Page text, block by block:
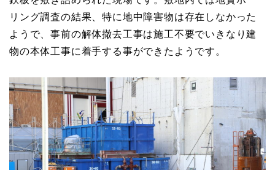
リング調査の結果、特に地中障害物は存在しなかった
ようで、事前の解体撤去工事は施工不要でいきなり建
物の本体工事に着手する事ができたようです。